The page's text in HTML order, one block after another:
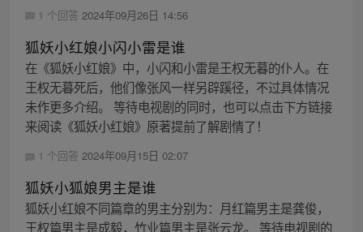
1 个回答 2024年09月26日 14:56
狐妖小红娘小闪小雷是谁
在《狐妖小红娘》中，小闪和小雷是王权无暮的仆人。在
王权无暮死后，他们像张风一样另辟蹊径，不过具体情况
未作更多介绍。 等待电视剧的同时，也可以点击下方链接
来阅读《狐妖小红娘》原著提前了解剧情了！
1 个回答 2024年09月15日 02:07
狐妖小狐娘男主是谁
狐妖小红娘不同篇章的男主分别为：月红篇男主是龚俊，
王权篇男主是成毅，竹业篇男主是张云龙。 等待电视剧的